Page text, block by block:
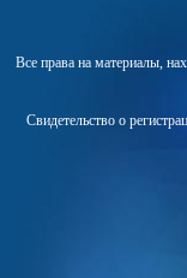
Все права на материалы,
Свидетельство о